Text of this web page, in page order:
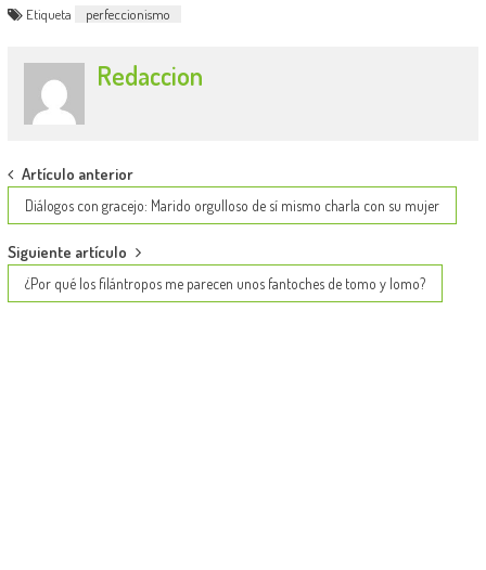
Etiqueta perfeccionismo
Redaccion
Post
navigation
Artículo anterior
Diálogos con gracejo: Marido orgulloso de sí mismo charla con su mujer
Siguiente artículo
¿Por qué los filántropos me parecen unos fantoches de tomo y lomo?